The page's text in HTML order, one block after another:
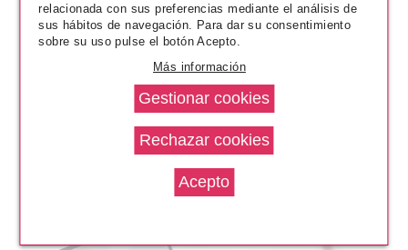
desde
54.00€
relacionada con sus preferencias mediante el análisis de
sus hábitos de navegación. Para dar su consentimiento
sobre su uso pulse el botón Acepto.
Más información